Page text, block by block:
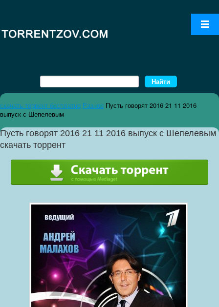
скачать торрент бесплатно Разное Пусть говорят 2016 21 11 2016
выпуск с Шепелевым
Пусть говорят 2016 21 11 2016 выпуск с Шепелевым
скачать торрент